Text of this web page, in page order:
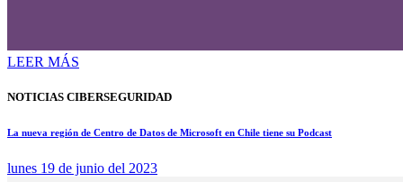
LEER MÁS
NOTICIAS CIBERSEGURIDAD
La nueva región de Centro de Datos de Microsoft en Chile tiene su Podcast
lunes 19 de junio del 2023